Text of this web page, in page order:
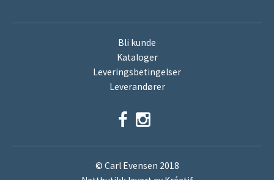
Bli kunde
Kataloger
Leveringsbetingelser
Leverandører
© Carl Evensen 2018